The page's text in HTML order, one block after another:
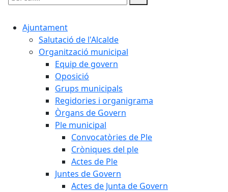
Cercar:
Ajuntament
Salutació de l'Alcalde
Organització municipal
Equip de govern
Oposició
Grups municipals
Regidories i organigrama
Òrgans de Govern
Ple municipal
Convocatòries de Ple
Cròniques del ple
Actes de Ple
Juntes de Govern
Actes de Junta de Govern